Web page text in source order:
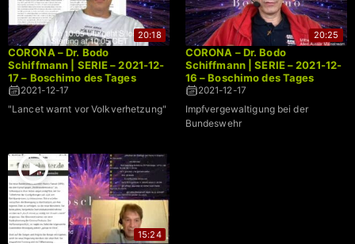
20:18
CORONA – Dr. Bodo
Schiffmann | SERIE – 2021-12-
17 – Boschimo des Tages
2021-12-17
"Lancet warnt vor Volkverhetzung"
20:25
CORONA – Dr. Bodo
Schiffmann | SERIE – 2021-12-
16 – Boschimo des Tages
2021-12-17
Impfvergewaltigung bei der
Bundeswehr
15:24